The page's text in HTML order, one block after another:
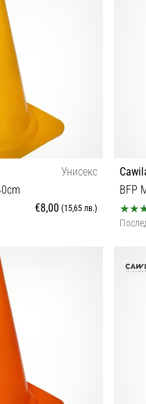
Унисекс
€8,00 (15,65 лв.)
BFP